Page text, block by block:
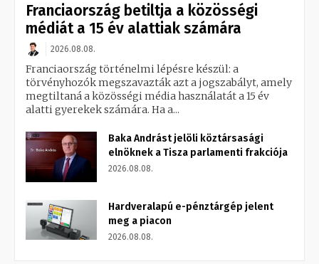
Franciaország betiltja a közösségi
médiát a 15 év alattiak számára
2026.08.08.
Franciaország történelmi lépésre készül: a
törvényhozók megszavazták azt a jogszabályt, amely
megtiltaná a közösségi média használatát a 15 év
alatti gyerekek számára. Ha a...
Baka Andrást jelöli köztársasági
elnöknek a Tisza parlamenti frakciója
2026.08.08.
Hardveralapú e-pénztárgép jelent
meg a piacon
2026.08.08.